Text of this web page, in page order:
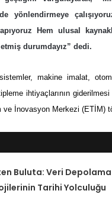
yönlendirmeye
Hem ulusal
durumdayız” dedi.
sistemler, makine imalat,
ihtiyaçlarının
ve İnovasyon Merkezi (ETİM)
Buluta: Veri Depolama
Tarihi Yolculuğu